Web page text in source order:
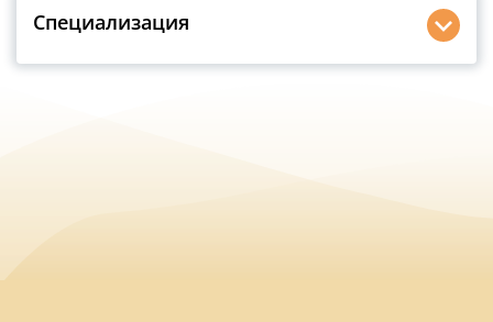
Специализация